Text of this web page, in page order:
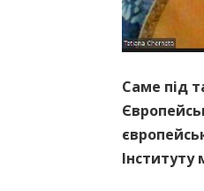
Саме під
Інституту